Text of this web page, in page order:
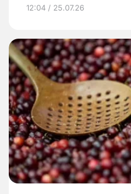
12:04 / 25.07.26